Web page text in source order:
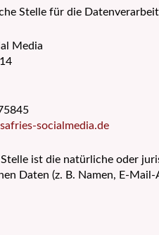
Stelle für die
Media
socialmedia.de
ist die natürliche oder
Daten (z. B. Namen, E-